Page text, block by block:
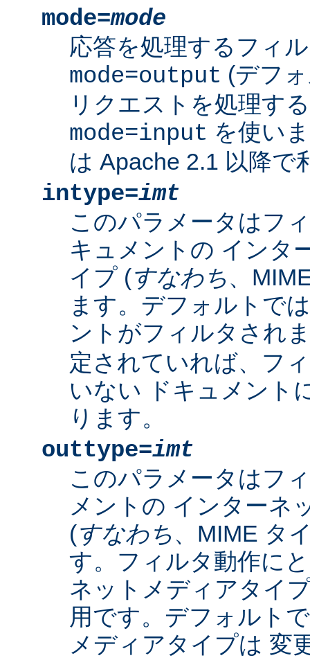
mode=mode
応答を処理するフィ
mode=output (デフ
リクエストを処理す
mode=input を使い
は Apache 2.1 以降で
intype=imt
このパラメータはフ
キュメントの インタ
イプ (すなわち、
ます。デフォルトで
ントがフィルタされ
定されていれば、フ
いない ドキュメント
ります。
outtype=imt
このパラメータはフ
メントの インターネ
(すなわち、MIME タ
す。フィルタ動作に
ネットメディアタイ
用です。デフォルト
メディアタイプは 変